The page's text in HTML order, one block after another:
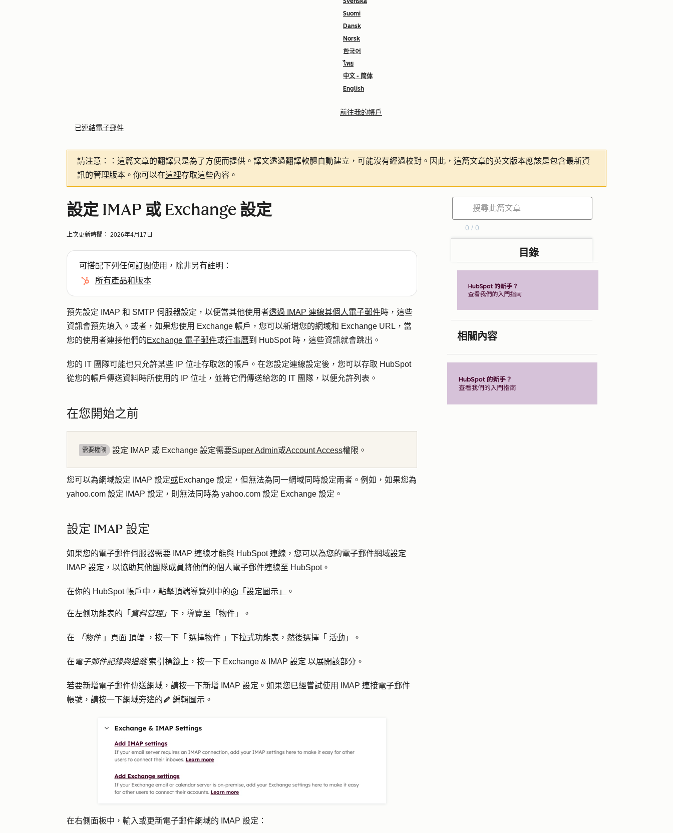
Suomi
Dansk
Norsk
한국어
ไทย
中文 - 简体
English
前往我的帳戶
已連結電子郵件
請注意：
：這篇文章的翻譯只是為了方便而提供。譯文透過翻譯軟體自動建立，可能沒有經過校對。因此，這篇文章的英文版本應該是包含最新資
訊的管理版本。你可以在這裡存取這些內容。
設定 IMAP 或 Exchange 設定
上次更新時間： 2026年4月17日
可搭配下列任何訂閱使用，除非另有註明：
所有產品和版本
預先設定 IMAP 和 SMTP 伺服器設定，以便當其他使用者透過 IMAP 連線其個人電子郵件時，這些
資訊會預先填入。或者，如果您使用 Exchange 帳戶，您可以新增您的網域和 Exchange URL，當
您的使用者連接他們的Exchange 電子郵件或行事曆到 HubSpot 時，這些資訊就會跳出。
您的 IT 團隊可能也只允許某些 IP 位址存取您的帳戶。 在您設定連線設定後，您可以存取 HubSpot
從您的帳戶傳送資料時所使用的 IP 位址，並將它們傳送給您的 IT 團隊，以便允許列表。
在您開始之前
需要權限 設定 IMAP 或 Exchange 設定需要Super Admin或Account Access權限。
您可以為網域設定 IMAP 設定或Exchange 設定，但無法為同一網域同時設定兩者。例如，如果您為
yahoo.com 設定 IMAP 設定，則無法同時為 yahoo.com 設定 Exchange 設定。
設定 IMAP 設定
如果您的電子郵件伺服器需要 IMAP 連線才能與 HubSpot 連線，您可以為您的電子郵件網域設定
IMAP 設定，以協助其他團隊成員將他們的個人電子郵件連線至 HubSpot。
在你的 HubSpot 帳戶中，點擊頂端導覽列中的 「設定圖示」 。
在左側功能表的「 資料管理」 下，導覽至「 物件 」。
在 「物件」頁面 頂端 ，按一下「 選擇物件 」下拉式功能表，然後選擇「 活動 」。
在 電子郵件記錄與追蹤 索引標籤 上 ，按一下 Exchange & IMAP 設定 以展開該部分。
若要新增電子郵件傳送網域，請按一下新增 IMAP 設定 。如果您已經嘗試使用 IMAP 連接電子郵件
帳號，請按一下網域旁邊的edit 編輯圖示 。
在右側面板中，輸入或更新電子郵件網域的 IMAP 設定：
0 / 0
目錄
相關內容